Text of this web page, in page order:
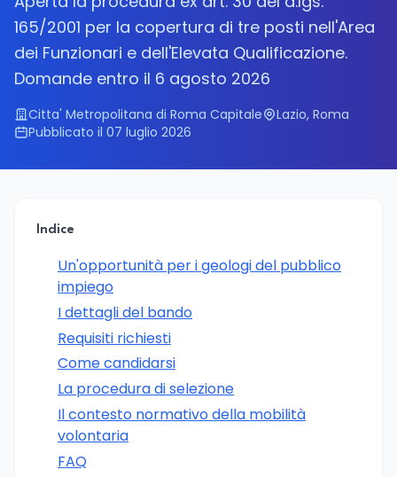
165/2001 per la copertura di tre posti nell'Area
dei Funzionari e dell'Elevata Qualificazione.
Domande entro il 6 agosto 2026
Citta' Metropolitana di Roma Capitale
Lazio, Roma
Pubblicato il 07 luglio 2026
Indice
Un'opportunità per i geologi del pubblico
impiego
I dettagli del bando
Requisiti richiesti
Come candidarsi
La procedura di selezione
Il contesto normativo della mobilità
volontaria
FAQ